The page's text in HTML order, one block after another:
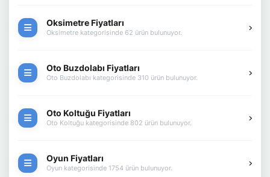
Oksimetre Fiyatları
Oksimetre kategorisinde 62 ürün bulunuyor.
Oto Buzdolabı Fiyatları
Oto Buzdolabı kategorisinde 310 ürün bulunuyor.
Oto Koltuğu Fiyatları
Oto Koltuğu kategorisinde 802 ürün bulunuyor.
Oyun Fiyatları
Oyun kategorisinde 1754 ürün bulunuyor.